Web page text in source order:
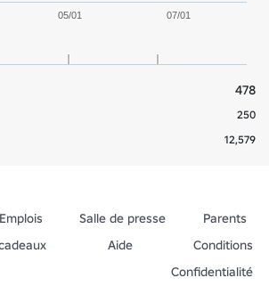
05/01 07/01
478
250
12,579
Emplois Salle de presse
Parents
Aide
Conditions
Confidentialité